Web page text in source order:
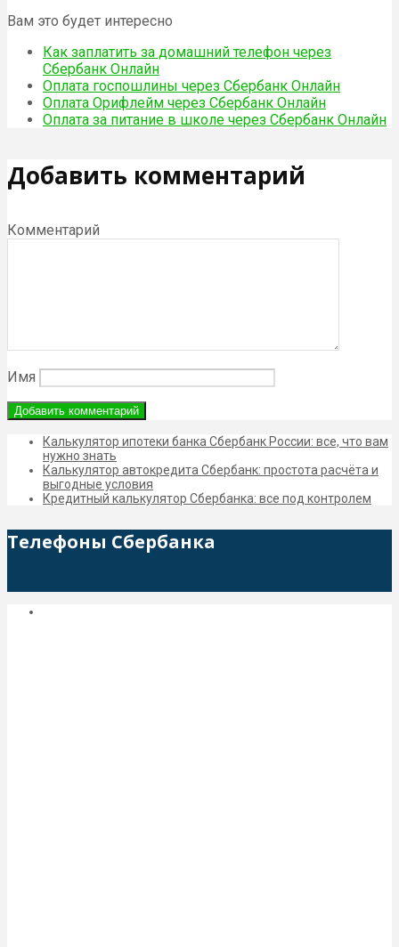
Вам это будет интересно
Как заплатить за домашний телефон через
Сбербанк Онлайн
Оплата госпошлины через Сбербанк Онлайн
Оплата Орифлейм через Сбербанк Онлайн
Оплата за питание в школе через Сбербанк Онлайн
Добавить комментарий
Комментарий
Имя
Калькулятор ипотеки банка Сбербанк России: все, что вам
нужно знать
Калькулятор автокредита Сбербанк: простота расчёта и
выгодные условия
Кредитный калькулятор Сбербанка: все под контролем
Телефоны Сбербанка